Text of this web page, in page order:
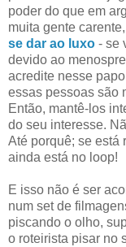
poder do que em
muita gente
se dar ao luxo - se
devido ao
acredite nesse
essas pessoas são
Então, mantê-los
do seu interesse.
Até porquê; se está
ainda está no loop!
E isso não é ser
num set de
piscando o olho,
o roteirista pisar no